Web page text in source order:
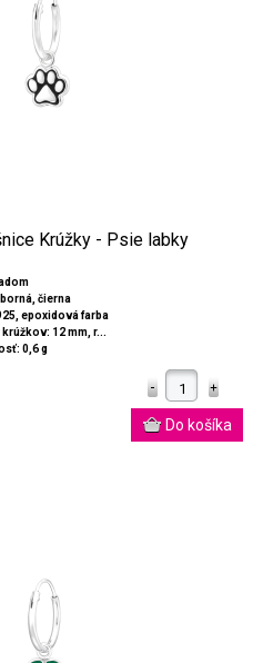
Krúžky - Psie labky
čierna
epoxidová farba
12 mm, r...
0,6 g